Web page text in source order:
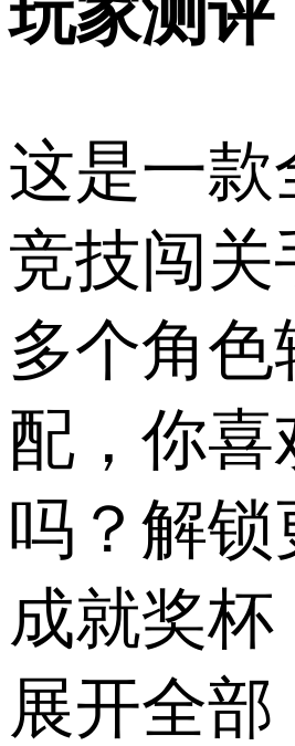
玩家测评
这是一款
竞技闯关
多个角色
配，你喜
吗？解锁
成就奖杯
展开全部